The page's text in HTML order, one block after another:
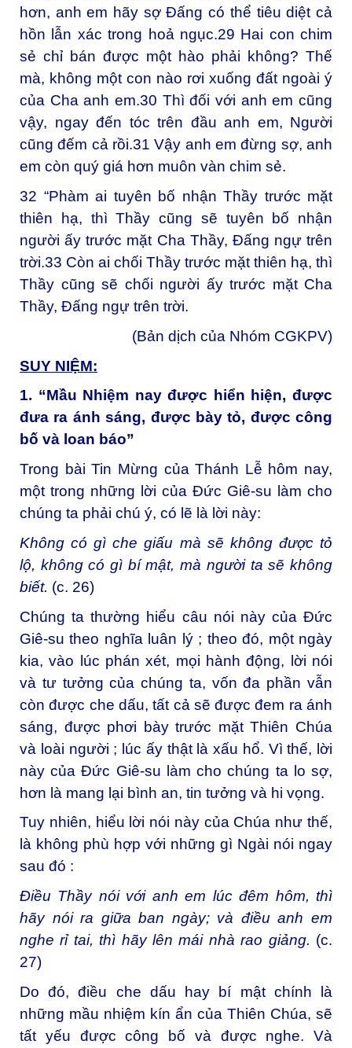
hơn, anh em hãy sợ Đấng có thể tiêu diệt cả
hồn lẫn xác trong hoả ngục.29 Hai con chim
sẻ chỉ bán được một hào phải không? Thế
mà, không một con nào rơi xuống đất ngoài ý
của Cha anh em.30 Thì đối với anh em cũng
vậy, ngay đến tóc trên đầu anh em, Người
cũng đếm cả rồi.31 Vậy anh em đừng sợ, anh
em còn quý giá hơn muôn vàn chim sẻ.
32 “Phàm ai tuyên bố nhận Thầy trước mặt
thiên hạ, thì Thầy cũng sẽ tuyên bố nhận
người ấy trước mặt Cha Thầy, Đấng ngự trên
trời.33 Còn ai chối Thầy trước mặt thiên hạ, thì
Thầy cũng sẽ chối người ấy trước mặt Cha
Thầy, Đấng ngự trên trời.
(Bản dịch của Nhóm CGKPV)
SUY NIỆM:
1. “Mầu Nhiệm nay được hiển hiện, được
đưa ra ánh sáng, được bày tỏ, được công
bố và loan báo”
Trong bài Tin Mừng của Thánh Lễ hôm nay,
một trong những lời của Đức Giê-su làm cho
chúng ta phải chú ý, có lẽ là lời này:
Không có gì che giấu mà sẽ không được tỏ
lộ, không có gì bí mật, mà người ta sẽ không
biết. (c. 26)
Chúng ta thường hiểu câu nói này của Đức
Giê-su theo nghĩa luân lý ; theo đó, một ngày
kia, vào lúc phán xét, mọi hành động, lời nói
và tư tưởng của chúng ta, vốn đa phần vẫn
còn được che dấu, tất cả sẽ được đem ra ánh
sáng, được phơi bày trước mặt Thiên Chúa
và loài người ; lúc ấy thật là xấu hổ. Vì thế, lời
này của Đức Giê-su làm cho chúng ta lo sợ,
hơn là mang lại bình an, tin tưởng và hi vọng.
Tuy nhiên, hiểu lời nói này của Chúa như thế,
là không phù hợp với những gì Ngài nói ngay
sau đó :
Điều Thầy nói với anh em lúc đêm hôm, thì
hãy nói ra giữa ban ngày; và điều anh em
nghe rỉ tai, thì hãy lên mái nhà rao giảng. (c.
27)
Do đó, điều che dấu hay bí mật chính là
những mầu nhiệm kín ẩn của Thiên Chúa, sẽ
tất yếu được công bố và được nghe. Và